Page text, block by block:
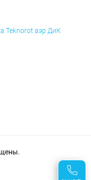
Teknorot аэр ДиК